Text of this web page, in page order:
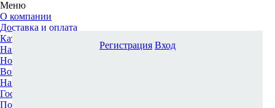
Меню
О компании
Доставка и оплата
Каталог
Наши офисы
Новости и новинки
Вопрос-ответ
Наша команда
Гос. заказчикам
Поставщикам
Регистрация Вход